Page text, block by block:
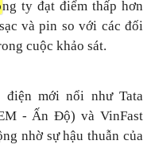
ng ty đạt điểm thấp hơn
và pin so với các đối
cuộc khảo sát.
điện mới nổi như Tata
- Ấn Độ) và VinFast
nhờ sự hậu thuẫn của